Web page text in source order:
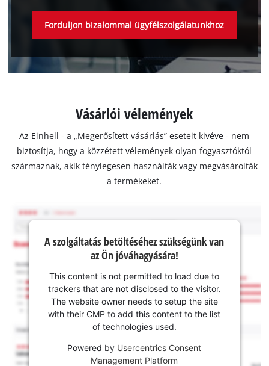
Forduljon bizalommal ügyfélszolgálatunkhoz
Vásárlói vélemények
Az Einhell - a „Megerősített vásárlás” eseteit kivéve - nem
biztosítja, hogy a közzétett vélemények olyan fogyasztóktól
származnak, akik ténylegesen használták vagy megvásárolták
a termékeket.
A szolgáltatás betöltéséhez szükségünk van
az Ön jóváhagyására!
This content is not permitted to load due to
trackers that are not disclosed to the visitor.
The website owner needs to setup the site
with their CMP to add this content to the list
of technologies used.
Powered by Usercentrics Consent
Management Platform